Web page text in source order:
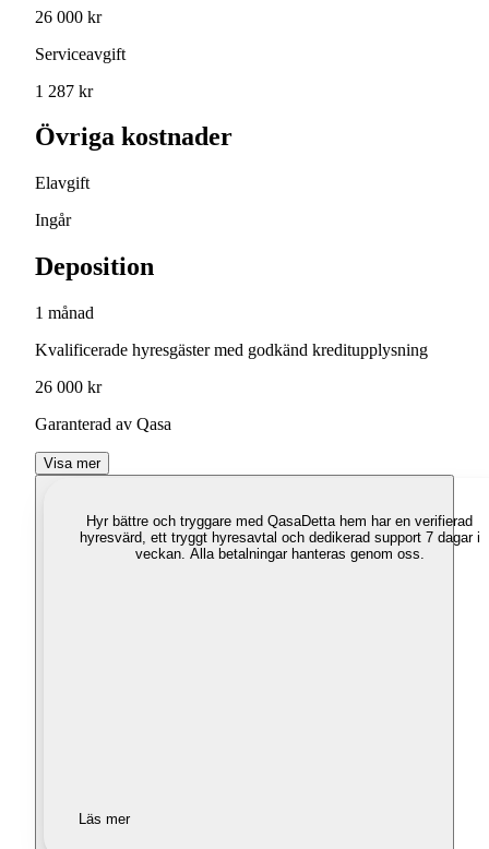
26 000 kr
Serviceavgift
1 287 kr
Övriga kostnader
Elavgift
Ingår
Deposition
1 månad
Kvalificerade hyresgäster med godkänd kreditupplysning
26 000 kr
Garanterad av Qasa
Visa mer
Hyr bättre och tryggare med QasaDetta hem har en verifierad
hyresvärd, ett tryggt hyresavtal och dedikerad support 7 dagar i
veckan. Alla betalningar hanteras genom oss.
Läs mer